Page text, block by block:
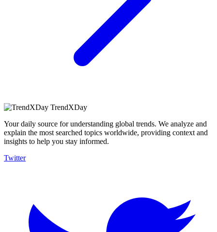
TrendXDay
Your daily source for understanding global trends. We analyze and
explain the most searched topics worldwide, providing context and
insights to help you stay informed.
Twitter